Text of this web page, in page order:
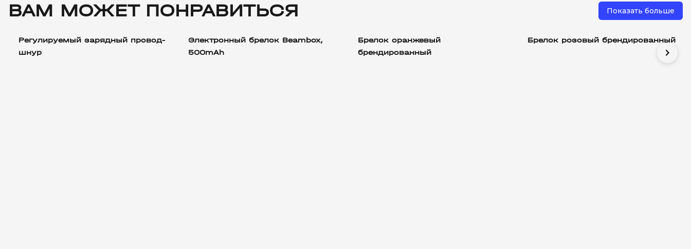
ВАМ МОЖЕТ ПОНРАВИТЬСЯ Показать больше
Регулируемый зарядный провод-
шнур
Электронный брелок Beambox,
500mAh
Брелок оранжевый
брендированный
Брелок розовый брендированный
chevron_right